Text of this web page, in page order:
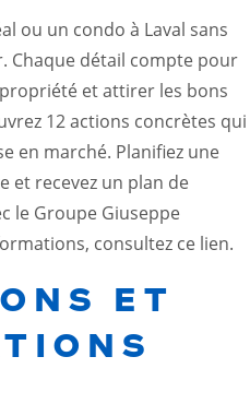
ou un condo à Laval sans
Chaque détail compte pour
et attirer les bons
12 actions concrètes qui
en marché. Planifiez une
et recevez un plan de
le Groupe Giuseppe
consultez ce lien.
ET